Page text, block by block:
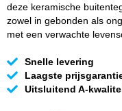
deze keramische
zowel in gebonden als
met een verwachte
Snelle levering
Laagste
Uitsluitend A-